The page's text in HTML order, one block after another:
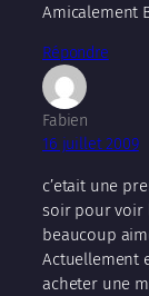
Amicalement
Répondre
Fabien
16 juillet 2009
c’etait une
soir pour voir
beaucoup
Actuellement
acheter une